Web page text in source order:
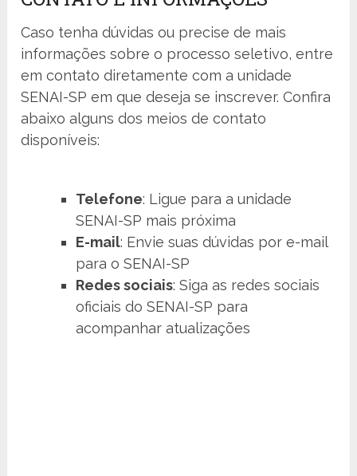
Caso tenha dúvidas ou precise de mais
informações sobre o processo seletivo, entre
em contato diretamente com a unidade
SENAI-SP em que deseja se inscrever. Confira
abaixo alguns dos meios de contato
disponíveis:
Telefone: Ligue para a unidade
SENAI-SP mais próxima
E-mail: Envie suas dúvidas por e-mail
para o SENAI-SP
Redes sociais: Siga as redes sociais
oficiais do SENAI-SP para
acompanhar atualizações